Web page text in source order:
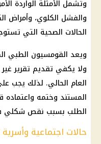
وتشمل الأمثلة الواردة
والفشل الكلوي، وأمراض
الحالات الصحية التي
ويعد القومسيون الطبي
ولا يكفي تقديم تقرير
العام الحالي. لذلك يجب
المستند وختمه
الطلب بسبب نقص شكلي
حالات اجتماعية